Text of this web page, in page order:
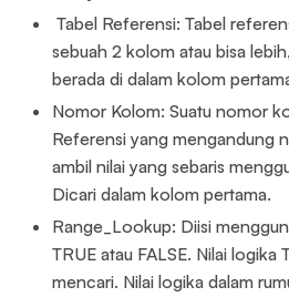
Tabel Referensi: Tabel
sebuah 2 kolom atau bisa
berada di dalam kolom
Nomor Kolom: Suatu nomor
Referensi yang mengandung
ambil nilai yang sebaris
Dicari dalam kolom pertama.
Range_Lookup: Diisi
TRUE atau FALSE. Nilai logika
mencari. Nilai logika dalam